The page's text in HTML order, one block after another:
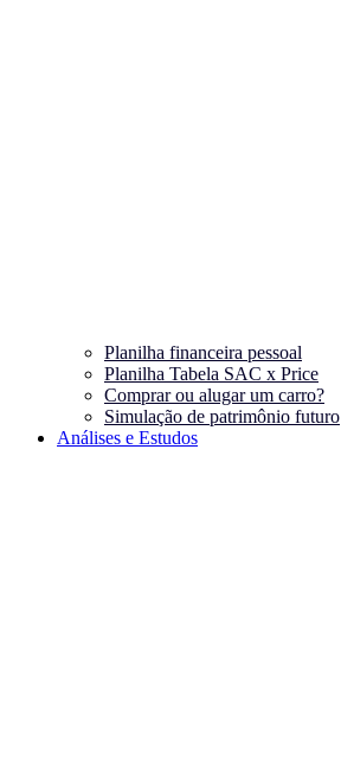
Planilha financeira pessoal
Planilha Tabela SAC x Price
Comprar ou alugar um carro?
Simulação de patrimônio futuro
Análises e Estudos